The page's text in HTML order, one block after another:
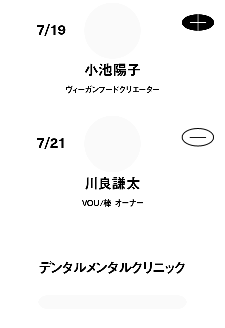
7/19
小池陽子
ヴィーガンフードクリエーター
7/21
川良謙太
VOU/棒 オーナー
デンタルメンタルクリニック